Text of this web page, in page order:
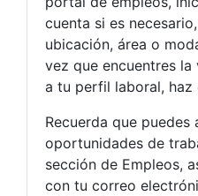
cuenta si es
ubicación, área o
vez que encuentres
a tu perfil laboral, haz
Recuerda que puedes
oportunidades de
sección de Empleos,
con tu correo